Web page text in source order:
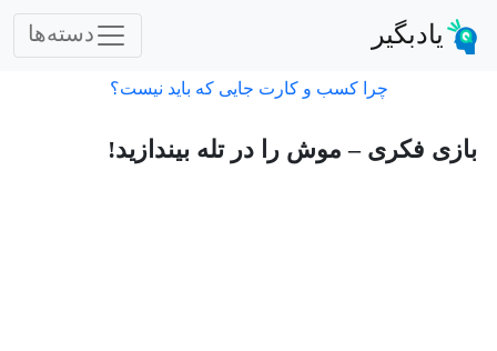
یادبگیر دسته‌ها
چرا کسب و کارت جایی که باید نیست؟
بازی فکری – موش را در تله بیندازید!